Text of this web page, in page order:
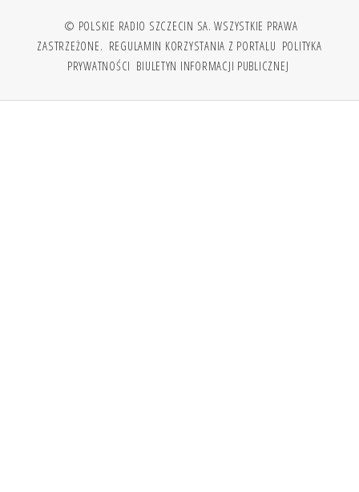
© POLSKIE RADIO SZCZECIN SA. WSZYSTKIE PRAWA
ZASTRZEŻONE. REGULAMIN KORZYSTANIA Z PORTALU POLITYKA
PRYWATNOŚCI BIULETYN INFORMACJI PUBLICZNEJ